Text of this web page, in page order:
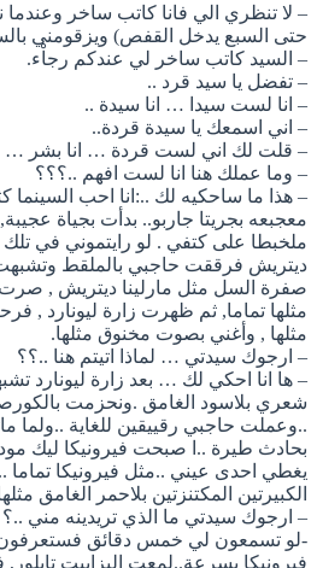
– لا تنظري الي فانا كاتب ساخر
حتى السبع يدخل القفص) ويزقومني
– السيد كاتب ساخر لي عندكم رجاْء.
– تفضل يا سيد قرد ..
– انا لست سيدا … انا سيدة ..
– اني اسمعك يا سيدة قردة..
– قلت لك اني لست قردة … انا بشر …
– وما عملك هنا انا لست افهم ..؟؟؟
– هذا ما ساحكيه لك ..:انا احب السينما
معجبعه بجريتا جاربو.. بدأت بجياة
ملخبطا على كتفي . لو رايتموني في تلك
ديتريش فرققت حاجبي بالملقط
صفرة السل مثل مارلينا ديتريش ,
مثلها تماما, ثم ظهرت زارة ليونارد ,
مثلها , وأغني بصوت مخنوق مثلها.
– ارجوك سيدتي … لماذا اتيتم هنا ..؟؟
– ها انا احكي لك … بعد زارة ليونارد
شعري بلاسود الغامق .ونحزمت
..وعملت حاجبي رقييقين للغاية ..ولما
بحادث طيرة ..ا صبحت فيرونيكا ليك
يغطي احدى عيني ..مثل فيرونيكا
الكبيرتين المكتنزتين بلاحمر الغامق
– ارجوك سيدتي ما الذي تريدينه مني ..؟
-لو تسمعون لي خمس دقائق
فيرونيكا بسرعة..لمعت اليزابيت